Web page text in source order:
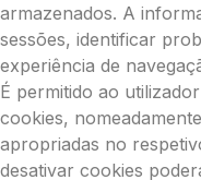
armazenados. A
sessões, identificar
experiência de
É permitido ao
cookies,
apropriadas no
desativar cookies